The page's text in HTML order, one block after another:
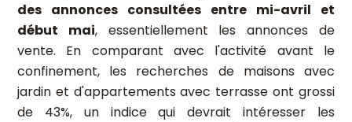
des annonces consultées entre mi-avril et
début mai, essentiellement les annonces de
vente. En comparant avec l'activité avant le
confinement, les recherches de maisons avec
jardin et d'appartements avec terrasse ont grossi
de 43%, un indice qui devrait intéresser les